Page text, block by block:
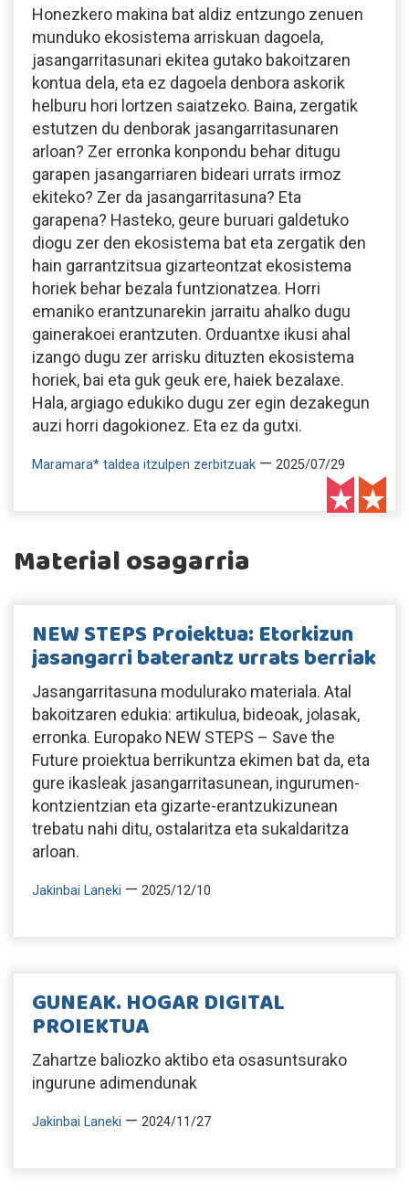
Honezkero makina bat aldiz entzungo zenuen
munduko ekosistema arriskuan dagoela,
jasangarritasunari ekitea gutako bakoitzaren
kontua dela, eta ez dagoela denbora askorik
helburu hori lortzen saiatzeko. Baina, zergatik
estutzen du denborak jasangarritasunaren
arloan? Zer erronka konpondu behar ditugu
garapen jasangarriaren bideari urrats irmoz
ekiteko? Zer da jasangarritasuna? Eta
garapena? Hasteko, geure buruari galdetuko
diogu zer den ekosistema bat eta zergatik den
hain garrantzitsua gizarteontzat ekosistema
horiek behar bezala funtzionatzea. Horri
emaniko erantzunarekin jarraitu ahalko dugu
gainerakoei erantzuten. Orduantxe ikusi ahal
izango dugu zer arrisku dituzten ekosistema
horiek, bai eta guk geuk ere, haiek bezalaxe.
Hala, argiago edukiko dugu zer egin dezakegun
auzi horri dagokionez. Eta ez da gutxi.
Maramara* taldea itzulpen zerbitzuak — 2025/07/29
Material osagarria
NEW STEPS Proiektua: Etorkizun
jasangarri baterantz urrats berriak
Jasangarritasuna modulurako materiala. Atal
bakoitzaren edukia: artikulua, bideoak, jolasak,
erronka. Europako NEW STEPS – Save the
Future proiektua berrikuntza ekimen bat da, eta
gure ikasleak jasangarritasunean, ingurumen-
kontzientzian eta gizarte-erantzukizunean
trebatu nahi ditu, ostalaritza eta sukaldaritza
arloan.
Jakinbai Laneki — 2025/12/10
GUNEAK. HOGAR DIGITAL
PROIEKTUA
Zahartze baliozko aktibo eta osasuntsurako
ingurune adimendunak
Jakinbai Laneki — 2024/11/27